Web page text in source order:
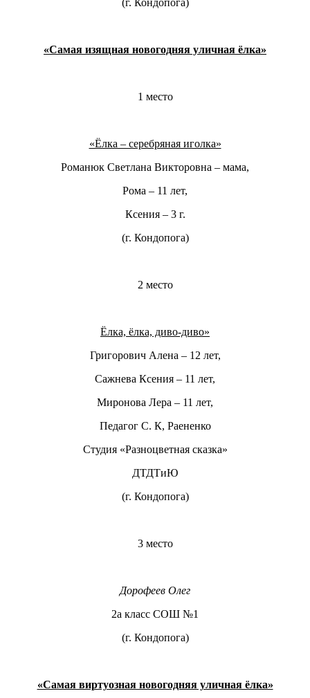
«Самая изящная новогодняя уличная ёлка»
1 место
«Ёлка – серебряная иголка»
Романюк Светлана Викторовна – мама,
Рома – 11 лет,
Ксения – 3 г.
(г. Кондопога)
2 место
Ёлка, ёлка, диво-диво»
Григорович Алена – 12 лет,
Сажнева Ксения – 11 лет,
Миронова Лера – 11 лет,
Педагог С. К, Раененко
Студия «Разноцветная сказка»
ДТДТиЮ
(г. Кондопога)
3 место
Дорофеев Олег
2а класс СОШ №1
(г. Кондопога)
«Самая виртуозная новогодняя уличная ёлка»